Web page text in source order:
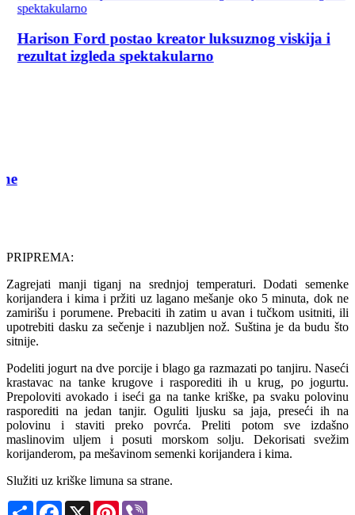
Harison Ford postao kreator luksuznog viskija i
rezultat izgleda spektakularno
PRIPREMA:
Zagrejati manji tiganj na srednjoj temperaturi. Dodati semenke
korijandera i kima i pržiti uz lagano mešanje oko 5 minuta, dok ne
zamirišu i porumene. Prebaciti ih zatim u avan i tučkom usitniti, ili
upotrebiti dasku za sečenje i nazubljen nož. Suština je da budu što
sitnije.
Podeliti jogurt na dve porcije i blago ga razmazati po tanjiru. Naseći
krastavac na tanke krugove i rasporediti ih u krug, po jogurtu.
Prepoloviti avokado i iseći ga na tanke kriške, pa svaku polovinu
rasporediti na jedan tanjir. Oguliti ljusku sa jaja, preseći ih na
polovinu i staviti preko povrća. Preliti potom sve izdašno
maslinovim uljem i posuti morskom solju. Dekorisati svežim
korijanderom, pa mešavinom semenki korijandera i kima.
Služiti uz kriške limuna sa strane.
Share Facebook
X Pinterest